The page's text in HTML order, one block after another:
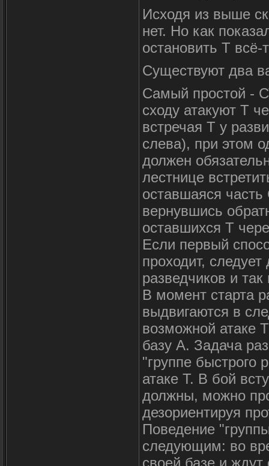
Исходя из выше
нет. Но как
остановить Т
Существуют два
Самый простой -
сходу атакуют Т
встречая Т у
слева), при этом
должен
лестнице
оставшаяся часть
вернувшись
оставшихся Т
Если первый
проходит,
разведчиков и
В момент старта
выдвигаются в
возможной атаке
базу А. Задача
"группе быстрого
атаке Т. В бой
должны, можно
дезориентируя
Поведение
следующим: во
своей базе и